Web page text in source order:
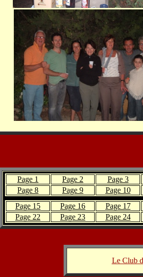
Page 1 Page 2
Page 3
Page 8
Page 9
Page 10
Page 15
Page 16
Page 17
Page 22
Page 23 Page 24
Le Club